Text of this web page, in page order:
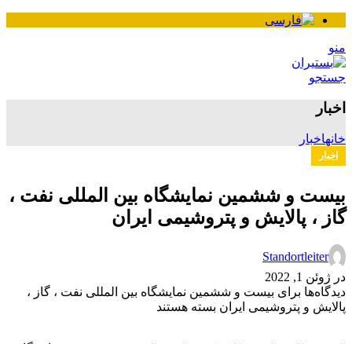
اخبار
اخبار
و ششمین نمایشگاه بین المللی نفت ،
، پالایش و پتروشیمی ایران
Standortleiter
ژوئن 1, 2022
برای بیست و ششمین نمایشگاه بین المللی نفت ، گاز ،
و پتروشیمی ایران بسته هستند